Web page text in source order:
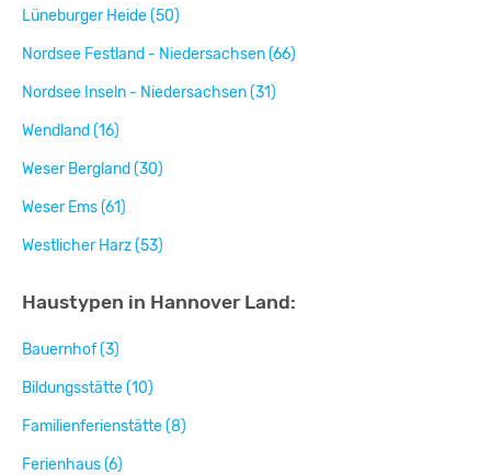
Lüneburger Heide (50)
Nordsee Festland - Niedersachsen (66)
Nordsee Inseln - Niedersachsen (31)
Wendland (16)
Weser Bergland (30)
Weser Ems (61)
Westlicher Harz (53)
Haustypen in Hannover Land:
Bauernhof (3)
Bildungsstätte (10)
Familienferienstätte (8)
Ferienhaus (6)